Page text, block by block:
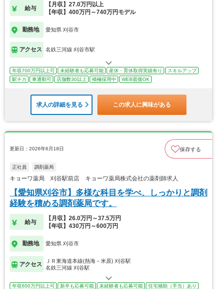
給与
【月収】27.0万円以上
【年収】400万円～740万円モデル
勤務地 愛知県 刈谷市
アクセス 名鉄三河線 刈谷市駅
年収700万円以上可 未経験者も応募可能 産休・育休取得実績有り
スキルアップ
駅チカ
車通勤可 店舗数30以上 積極採用中 WEB面接OK
求人の詳細を見る この求人に興味がある
更新日：2026年6月18日 保存する
正社員 調剤薬局
キョーワ薬局 刈谷駅前店 キョーワ薬局株式会社の薬剤師求人
【愛知県刈谷市】多様な科目を学べ、しっかりと調剤
経験を積める調剤薬局です。
給与
【月収】26.0万円～37.5万円
【年収】430万円～600万円
勤務地 愛知県 刈谷市
アクセス
ＪＲ東海道本線(熱海－米原) 刈谷駅
名鉄三河線 刈谷駅
年収600万円以上可 新卒も応募可能 未経験者も応募可能
住宅補助（手当）あり